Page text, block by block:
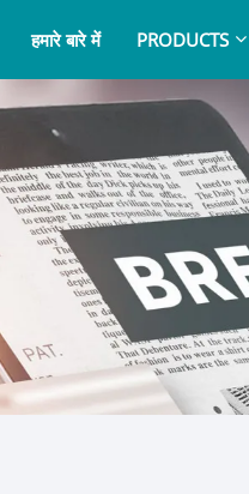
हमारे बारे में PRODUCTS